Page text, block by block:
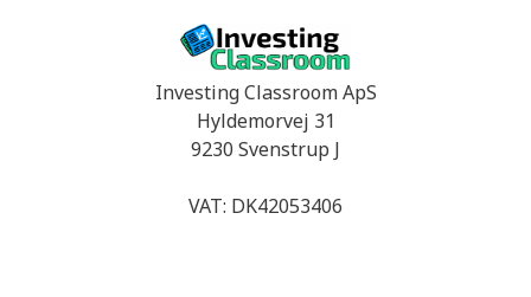
Investing Classroom ApS
Hyldemorvej 31
9230 Svenstrup J
VAT: DK42053406